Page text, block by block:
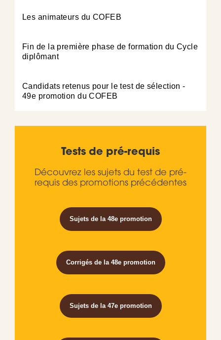
Les animateurs du COFEB
Fin de la première phase de formation du Cycle
diplômant
Candidats retenus pour le test de sélection -
49e promotion du COFEB
Tests de pré-requis
Découvrez les sujets du test de pré-
requis des promotions précédentes
Sujets de la 48e promotion
Corrigés de la 48e promotion
Sujets de la 47e promotion